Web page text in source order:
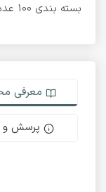
بسته بندی 100 عددی
معرفی
پرسش و